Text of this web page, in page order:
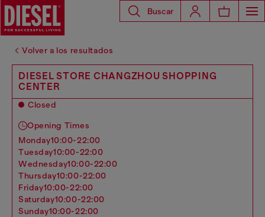
Buscar
Volver a los resultados
DIESEL STORE CHANGZHOU SHOPPING
CENTER
Closed
Opening Times
monday10:00-22:00
tuesday10:00-22:00
wednesday10:00-22:00
thursday10:00-22:00
friday10:00-22:00
saturday10:00-22:00
sunday10:00-22:00